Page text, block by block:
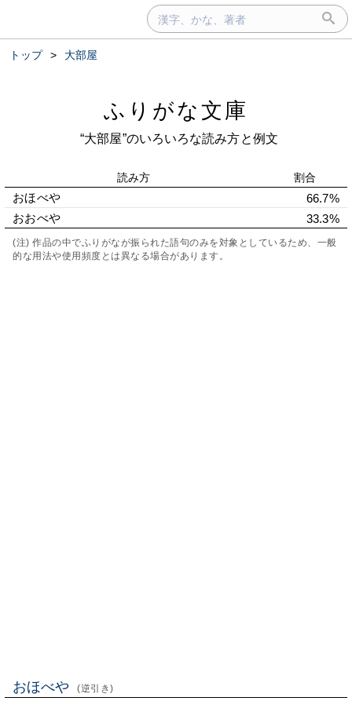
トップ > 大部屋
ふりがな文庫
“大部屋”のいろいろな読み方と例文
読み方 割合
おほべや
66.7%
おおべや
33.3%
(注) 作品の中でふりがなが振られた語句のみを対象としているため、一般
的な用法や使用頻度とは異なる場合があります。
おほべや (逆引き)